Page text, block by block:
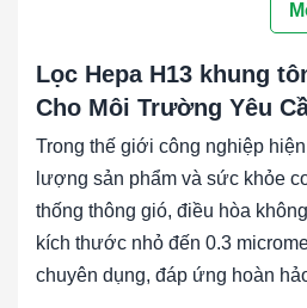
Lọc Hepa H13 khung
Cho Môi Trường Yêu
Trong thế giới công nghiệp
lượng sản phẩm và sức khỏe
thống thông gió, điều hòa
kích thước nhỏ đến 0.3
chuyên dụng, đáp ứng hoàn